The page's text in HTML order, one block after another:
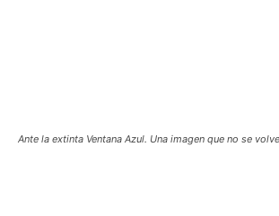
Ante la extinta Ventana Azul. Una imagen que no se